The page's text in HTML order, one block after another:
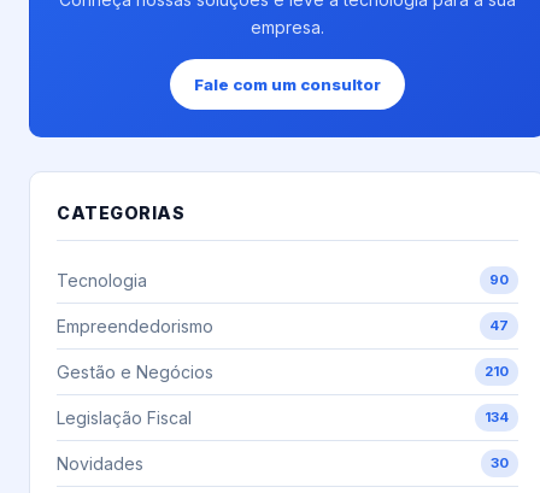
receitas,...
empresa.
Fale com um consultor
CATEGORIAS
Tecnologia 90
Empreendedorismo 47
Gestão e Negócios 210
Legislação Fiscal 134
Novidades 30